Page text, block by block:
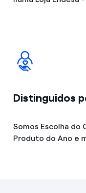
Distinguidos
Somos Escolha do
Produto do Ano e